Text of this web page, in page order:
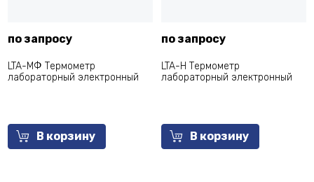
по запросу
LTA-МФ Термометр
лабораторный электронный
В корзину
по запросу
LTA-Н Термометр
лабораторный электронный
В корзину